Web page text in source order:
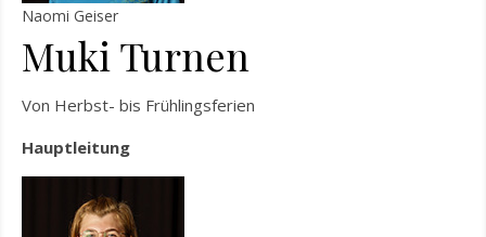
Naomi Geiser
Muki Turnen
Von Herbst- bis Frühlingsferien
Hauptleitung